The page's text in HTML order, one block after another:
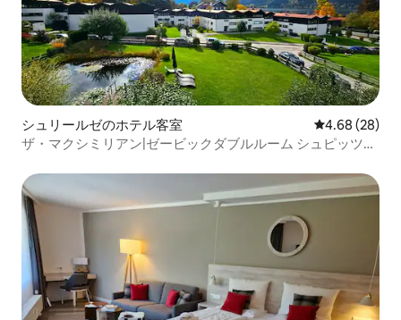
シュリールゼのホテル客室 レビュー28
4.68 (28)
ザ・マクシミリアン|ゼービックダブルルーム シュピッツィ